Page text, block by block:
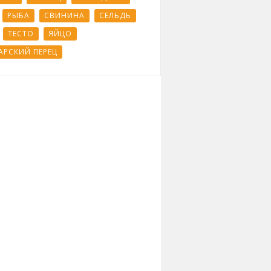
РЫБА СВИНИНА
СЕЛЬДЬ
ТЕСТО
ЯЙЦО
ПЕРЕЦ